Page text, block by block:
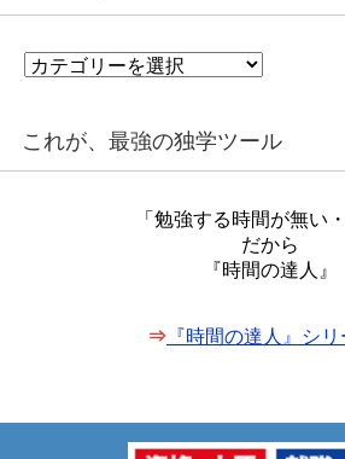
カ
リ
これが、最強の独学ツール
「勉強する時間が無い
だから
『時間の達人』
⇒ 『時間の達人』シ